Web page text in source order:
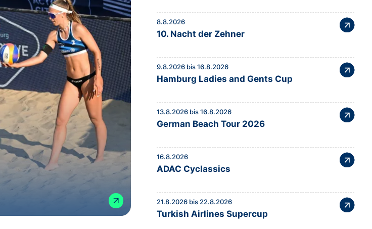
8.8.2026
10. Nacht der Zehner
9.8.2026 bis 16.8.2026
Hamburg Ladies and Gents Cup
13.8.2026 bis 16.8.2026
German Beach Tour 2026
16.8.2026
ADAC Cyclassics
21.8.2026 bis 22.8.2026
Turkish Airlines Supercup